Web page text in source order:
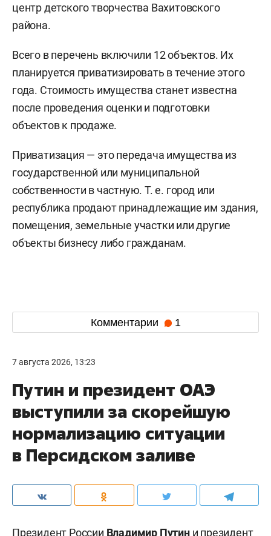
центр детского творчества Вахитовского
района.
Всего в перечень включили 12 объектов. Их
планируется приватизировать в течение этого
года. Стоимость имущества станет известна
после проведения оценки и подготовки
объектов к продаже.
Приватизация — это передача имущества из
государственной или муниципальной
собственности в частную. Т. е. город или
республика продают принадлежащие им здания,
помещения, земельные участки или другие
объекты бизнесу либо гражданам.
Комментарии 1
7 августа 2026, 13:23
Путин и президент ОАЭ
выступили за скорейшую
нормализацию ситуации
в Персидском заливе
Президент России Владимир Путини президент